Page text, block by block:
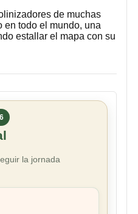
de muchas
en todo el mundo, una
estallar el mapa con su
la jornada